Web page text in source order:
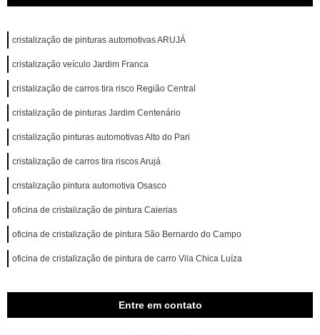
cristalização de pinturas automotivas ARUJÁ
cristalização veículo Jardim Franca
cristalização de carros tira risco Região Central
cristalização de pinturas Jardim Centenário
cristalização pinturas automotivas Alto do Pari
cristalização de carros tira riscos Arujá
cristalização pintura automotiva Osasco
oficina de cristalização de pintura Caierias
oficina de cristalização de pintura São Bernardo do Campo
oficina de cristalização de pintura de carro Vila Chica Luíza
Entre em contato